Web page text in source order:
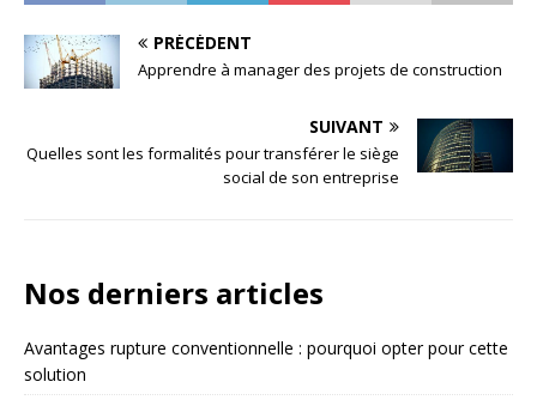
PRÉCÉDENT
Apprendre à manager des projets de construction
SUIVANT
Quelles sont les formalités pour transférer le siège
social de son entreprise
Nos derniers articles
Avantages rupture conventionnelle : pourquoi opter pour cette
solution